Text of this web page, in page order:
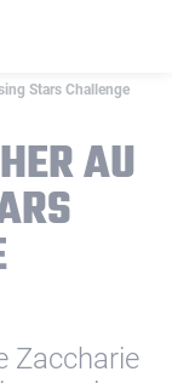
Stars Challenge
AU
Zaccharie